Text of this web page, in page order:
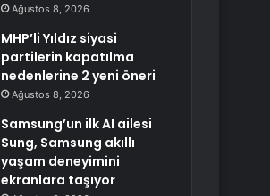
Ağustos 8, 2026
MHP’li Yıldız siyasi
partilerin kapatılma
nedenlerine 2 yeni öneri
Ağustos 8, 2026
Samsung’un ilk AI ailesi
Sung, Samsung akıllı
yaşam deneyimini
ekranlara taşıyor